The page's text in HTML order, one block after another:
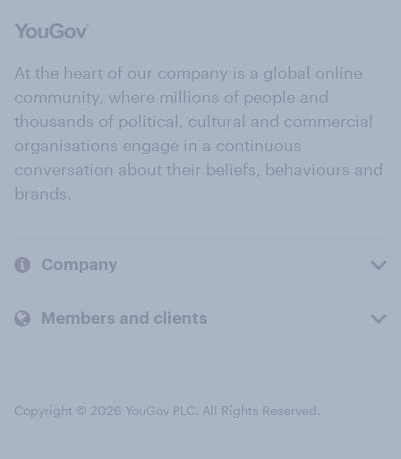
At the heart of our company is a global online
community, where millions of people and
thousands of political, cultural and commercial
organisations engage in a continuous
conversation about their beliefs, behaviours and
brands.
Company
Members and clients
Copyright © 2026 YouGov PLC. All Rights Reserved.